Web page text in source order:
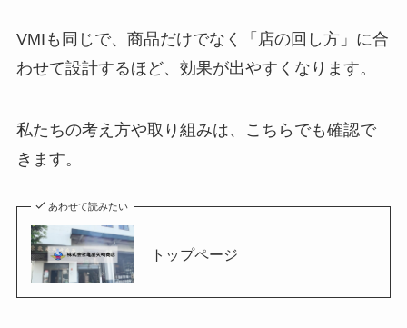
VMIも同じで、商品だけでなく「店の回し方」に合
わせて設計するほど、効果が出やすくなります。
私たちの考え方や取り組みは、こちらでも確認で
きます。
あわせて読みたい
トップページ